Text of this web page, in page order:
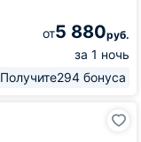
от5 880руб.
за 1 ночь
Получите294 бонуса